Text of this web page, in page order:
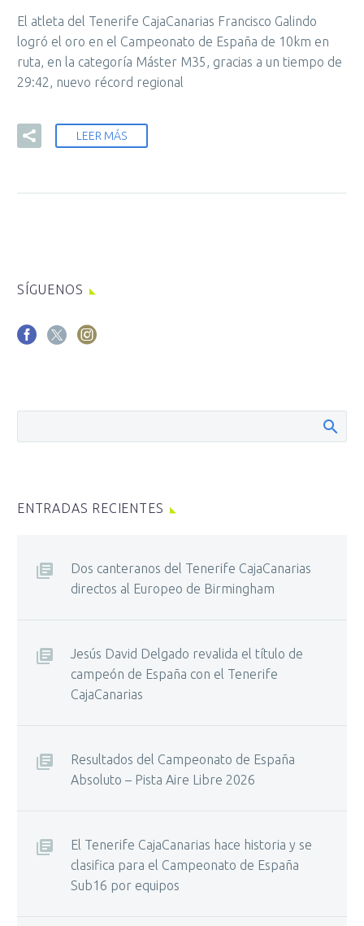
El atleta del Tenerife CajaCanarias Francisco Galindo
logró el oro en el Campeonato de España de 10km en
ruta, en la categoría Máster M35, gracias a un tiempo de
29:42, nuevo récord regional
LEER MÁS
SÍGUENOS
ENTRADAS RECIENTES
Dos canteranos del Tenerife CajaCanarias
directos al Europeo de Birmingham
Jesús David Delgado revalida el título de
campeón de España con el Tenerife
CajaCanarias
Resultados del Campeonato de España
Absoluto – Pista Aire Libre 2026
El Tenerife CajaCanarias hace historia y se
clasifica para el Campeonato de España
Sub16 por equipos